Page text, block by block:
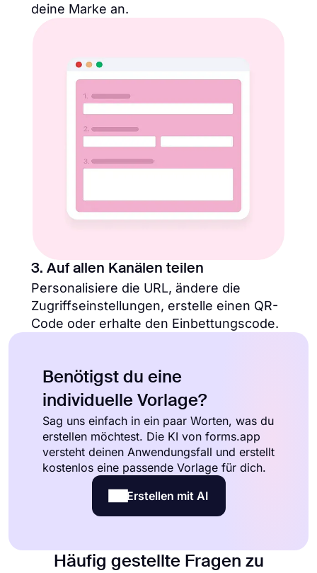
deine Marke an.
3. Auf allen Kanälen teilen
Personalisiere die URL, ändere die
Zugriffseinstellungen, erstelle einen QR-
Code oder erhalte den Einbettungscode.
Benötigst du eine
individuelle Vorlage?
Sag uns einfach in ein paar Worten, was du
erstellen möchtest. Die KI von forms.app
versteht deinen Anwendungsfall und erstellt
kostenlos eine passende Vorlage für dich.
Erstellen mit AI
Häufig gestellte Fragen zu